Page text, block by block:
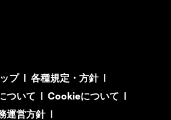
プ| 各種規定・方針|
ついて | Cookieについて |
運営方針|